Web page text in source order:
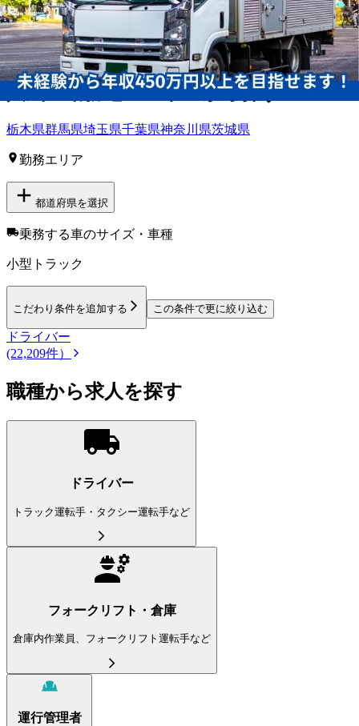
形県福島県新潟県富山県山梨県長野県 福井県鳥取県島根県岡
山県広島県山口県 愛媛県高知県 福岡県 佐賀県長崎県北
海道秋田県宮崎県鹿児島県沖縄県 茨城県石川県愛知県奈良県
徳島県熊本県大分県
人気の勤務地・エリアから探す
栃木県群馬県埼玉県千葉県神奈川県茨城県
勤務エリア
都道府県を選択
乗務する車のサイズ・車種
小型トラック
こだわり条件を追加する この条件で更に絞り込む
ドライバー
(22,209件）
職種から求人を探す
ドライバー
トラック運転手・タクシー運転手など
フォークリフト・倉庫
倉庫内作業員、フォークリフト運転手など
運行管理者